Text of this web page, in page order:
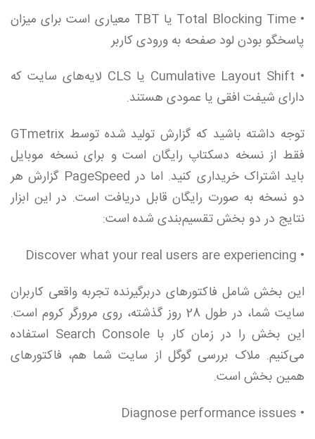
• Total Blocking Time یا TBT معیاری است برای میزان
پاسخگو بودن لود صفحه به ورودی کاربر
• Cumulative Layout Shift یا CLS لایه‌های سایت که
دارای شیفت افقی یا عمودی هستند.
توجه داشته باشید که گزارش تولید شده توسط GTmetrix
فقط از نسخه دسکتاپ رایگان است و برای نسخه موبایل
باید اشتراک خریداری کنید. اما در PageSpeed گزارش هر
دو نسخه به صورت رایگان قابل دریافت است. در این ابزار
نتایج در دو بخش تقسیم‌بندی شده است:
• Discover what your real users are experiencing
این بخش شامل فاکتورهای دربرگیرنده تجربه واقعی کاربران
سایت شما، در طول 28 روز گذشته، روی مرورگر کروم است.
این بخش را در زمان کار با Search Console استفاده
می‌کنیم. ملاک بررسی گوگل از سایت شما هم، فاکتورهای
همین بخش است.
• Diagnose performance issues